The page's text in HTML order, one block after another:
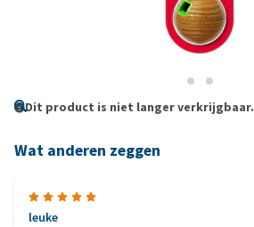
Dit product is niet langer verkrijgbaar.
Wat anderen zeggen
leuke